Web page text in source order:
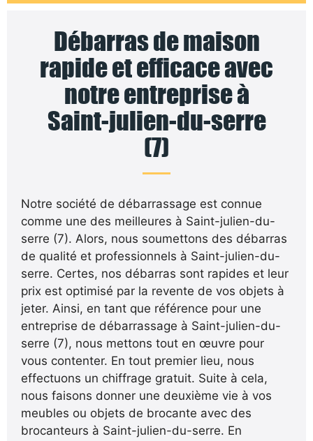
Débarras de maison
rapide et efficace avec
notre entreprise à
Saint-julien-du-serre
(7)
Notre société de débarrassage est connue
comme une des meilleures à Saint-julien-du-
serre (7). Alors, nous soumettons des débarras
de qualité et professionnels à Saint-julien-du-
serre. Certes, nos débarras sont rapides et leur
prix est optimisé par la revente de vos objets à
jeter. Ainsi, en tant que référence pour une
entreprise de débarrassage à Saint-julien-du-
serre (7), nous mettons tout en œuvre pour
vous contenter. En tout premier lieu, nous
effectuons un chiffrage gratuit. Suite à cela,
nous faisons donner une deuxième vie à vos
meubles ou objets de brocante avec des
brocanteurs à Saint-julien-du-serre. En